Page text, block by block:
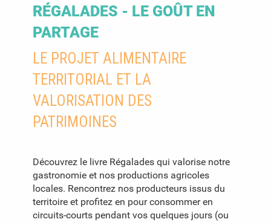
RÉGALADES - LE GOÛT EN
PARTAGE
LE PROJET ALIMENTAIRE
TERRITORIAL ET LA
VALORISATION DES
PATRIMOINES
Découvrez le livre Régalades qui valorise notre
gastronomie et nos productions agricoles
locales. Rencontrez nos producteurs issus du
territoire et profitez en pour consommer en
circuits-courts pendant vos quelques jours (ou